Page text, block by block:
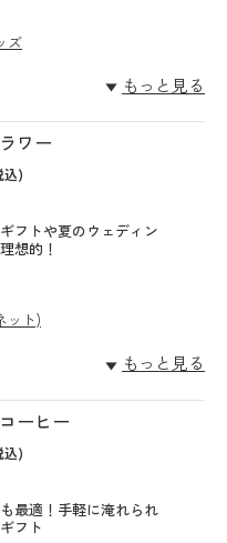
ズ
もっと見る
ワー
込)
フトや夏のウェディン
想的！
ット)
もっと見る
ーヒー
込)
最適！手軽に淹れられ
フト